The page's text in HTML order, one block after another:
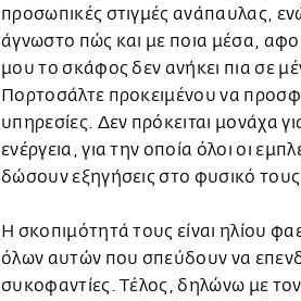
προσωπικές στιγμές ανάπαυλας,
άγνωστο πώς και με ποια μέσα,
μου το σκάφος δεν ανήκει πια σε
Πορτοσάλτε προκειμένου να
υπηρεσίες. Δεν πρόκειται μονάχα
ενέργεια, για την οποία όλοι οι
δώσουν εξηγήσεις στο φυσικό
Η σκοπιμότητά τους είναι ηλίου
όλων αυτών που σπεύδουν να
συκοφαντίες. Τέλος, δηλώνω με